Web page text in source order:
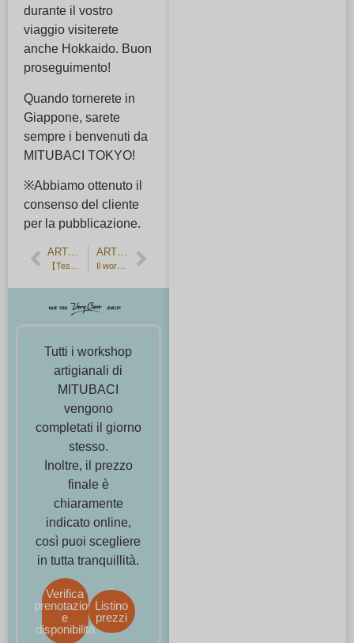
durante il vostro
viaggio visiterete
anche Hokkaido. Buon
proseguimento!
Quando tornerete in
Giappone, sarete
sempre i benvenuti da
MITUBACI TOKYO!
※Abbiamo ottenuto il
consenso del cliente
per la pubblicazione.
ARTICOLO PRECEDENTE ARTICOLO SUCCESSIVO
Tutti i workshop
artigianali di
MITUBACI
vengono
completati il giorno
stesso.
Inoltre, il prezzo
finale è
chiaramente
indicato online,
così puoi scegliere
in tutta tranquillità.
Verifica
prenotazioni
e
disponibilità
Listino
prezzi